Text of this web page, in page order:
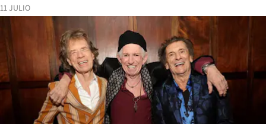
11 JULIO